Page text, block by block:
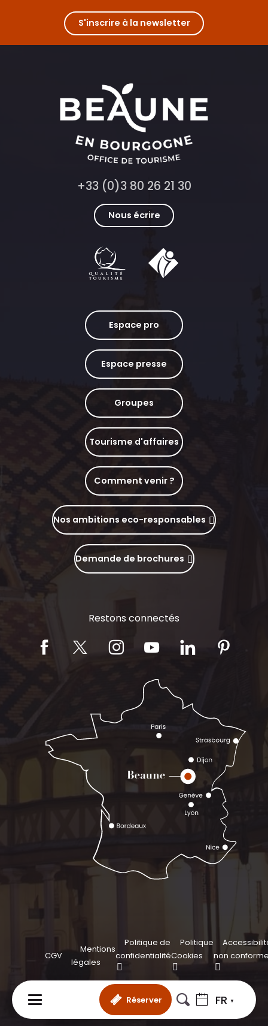
Réserver FR
S'inscrire à la newsletter
+33 (0)3 80 26 21 30
Nous écrire
Espace pro
Espace presse
Groupes
Tourisme d'affaires
Comment venir ?
Nos ambitions eco-responsables
Demande de brochures
Restons connectés
CGV
Mentions
légales
Politique de
confidentialité
Politique
Cookies
non